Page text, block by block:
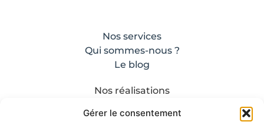
Gérer le consentement
Nos services
Qui sommes-nous ?
Le blog
Nos réalisations
Mentions légales